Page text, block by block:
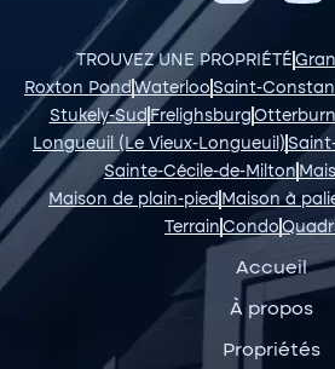
TROUVEZ UNE PROPRIÉTÉ
Roxton PondWaterloo Saint-
Stukely-Sud Frelighsburg
Longueuil (Le Vieux-Longueuil)
Sainte-Cécile-de-Milton
Maison de plain-pied Maison à
Terrain Condo
Accueil
À propos
Propriétés